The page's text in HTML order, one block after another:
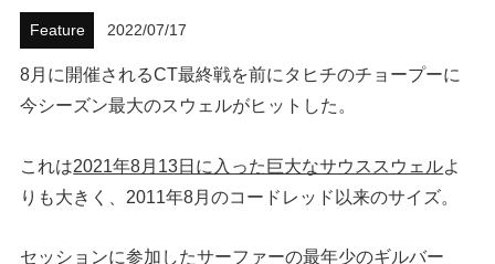
Feature 2022/07/17
8月に開催されるCT最終戦を前にタヒチのチョープーに
今シーズン最大のスウェルがヒットした。
これは2021年8月13日に入った巨大なサウススウェル よ
りも大きく、2011年8月のコードレッド以来のサイズ。
セッションに参加したサーファーの最年少のギルバー
ハウツー
ウェストジャパン